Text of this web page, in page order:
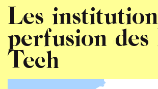
Les
perfusion des
Tech